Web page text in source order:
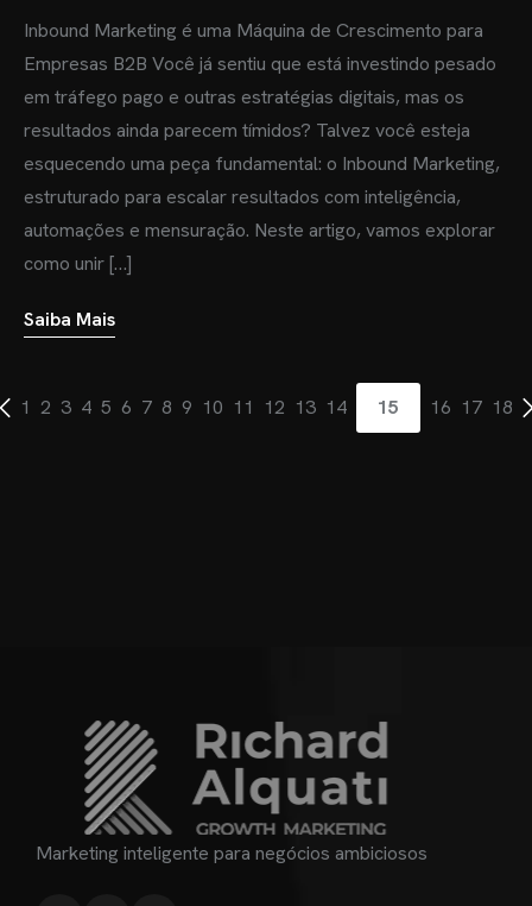
Inbound Marketing é uma Máquina de Crescimento para
Empresas B2B Você já sentiu que está investindo pesado
em tráfego pago e outras estratégias digitais, mas os
resultados ainda parecem tímidos? Talvez você esteja
esquecendo uma peça fundamental: o Inbound Marketing,
estruturado para escalar resultados com inteligência,
automações e mensuração. Neste artigo, vamos explorar
como unir […]
Saiba Mais
1 2 3 4 5 6 7 8 9 10 11 12 13 14 15 16 17 18
Marketing inteligente para negócios ambiciosos